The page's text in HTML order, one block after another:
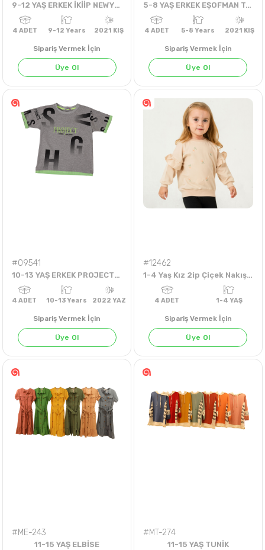
9-12 YAŞ ERKEK İKİİP NEWYORK CITY TEK SWEAT
ADET 9-12 Years 2021 KIŞ
Sipariş Vermek İçin
Üye Ol
5-8 YAŞ ERKEK EŞOFMAN TAKIM
ADET 5-8 Years
Sipariş Vermek İçin
Üye Ol
#09541
10-13 YAŞ ERKEK PROJECT HG TİŞÖRT-CİVİL
4 ADET 10-13 Years 2022 YAZ
Sipariş Vermek İçin
Üye Ol
#12462
1-4 Yaş Kız 2ip Çiçek Nakışlı Sweat
4ADET 1-4
Sipariş Vermek İçin
Üye Ol
#ME-243
11-15 YAŞ ELBİSE
#MT-274
11-15 YAŞ TUNİK